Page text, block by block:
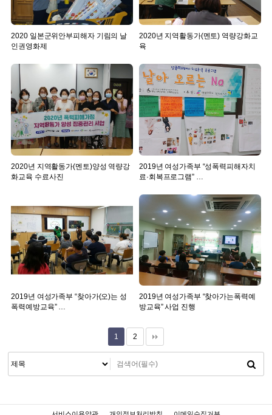
2020 일본군위안부피해자 기림의 날
인권영화제
2020년 지역활동가(멘토) 역량강화교
육
2020년 지역활동가(멘토)양성 역량강
화교육 수료사진
2019년 여성가족부 “성폭력피해자치
료·회복프로그램” …
2019년 여성가족부 “찾아가(오)는 성
폭력예방교육” …
2019년 여성가족부 “찾아가는폭력예
방교육” 사업 진행
1 2